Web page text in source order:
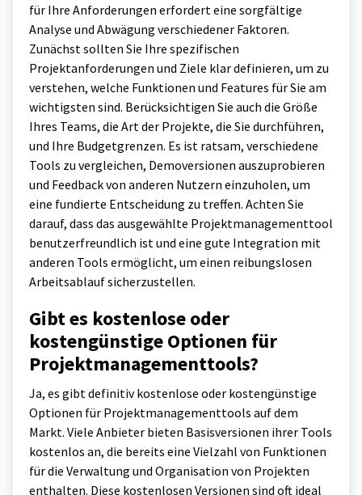
für Ihre Anforderungen erfordert eine sorgfältige
Analyse und Abwägung verschiedener Faktoren.
Zunächst sollten Sie Ihre spezifischen
Projektanforderungen und Ziele klar definieren, um zu
verstehen, welche Funktionen und Features für Sie am
wichtigsten sind. Berücksichtigen Sie auch die Größe
Ihres Teams, die Art der Projekte, die Sie durchführen,
und Ihre Budgetgrenzen. Es ist ratsam, verschiedene
Tools zu vergleichen, Demoversionen auszuprobieren
und Feedback von anderen Nutzern einzuholen, um
eine fundierte Entscheidung zu treffen. Achten Sie
darauf, dass das ausgewählte Projektmanagementtool
benutzerfreundlich ist und eine gute Integration mit
anderen Tools ermöglicht, um einen reibungslosen
Arbeitsablauf sicherzustellen.
Gibt es kostenlose oder
kostengünstige Optionen für
Projektmanagementtools?
Ja, es gibt definitiv kostenlose oder kostengünstige
Optionen für Projektmanagementtools auf dem
Markt. Viele Anbieter bieten Basisversionen ihrer Tools
kostenlos an, die bereits eine Vielzahl von Funktionen
für die Verwaltung und Organisation von Projekten
enthalten. Diese kostenlosen Versionen sind oft ideal